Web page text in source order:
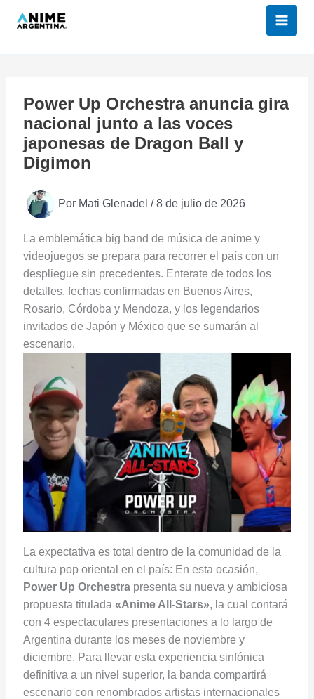
Power Up Orchestra anuncia gira
nacional junto a las voces
japonesas de Dragon Ball y
Digimon
Por Mati Glenadel /8 de julio de 2026
La emblemática big band de música de anime y
videojuegos se prepara para recorrer el país con un
despliegue sin precedentes. Enterate de todos los
detalles, fechas confirmadas en Buenos Aires,
Rosario, Córdoba y Mendoza, y los legendarios
invitados de Japón y México que se sumarán al
escenario.
La expectativa es total dentro de la comunidad de la
cultura pop oriental en el país: En esta ocasión,
Power Up Orchestrapresenta su nueva y ambiciosa
propuesta titulada «Anime All-Stars», la cual contará
con 4 espectaculares presentaciones a lo largo de
Argentina durante los meses de noviembre y
diciembre. Para llevar esta experiencia sinfónica
definitiva a un nivel superior, la banda compartirá
escenario con renombrados artistas internacionales